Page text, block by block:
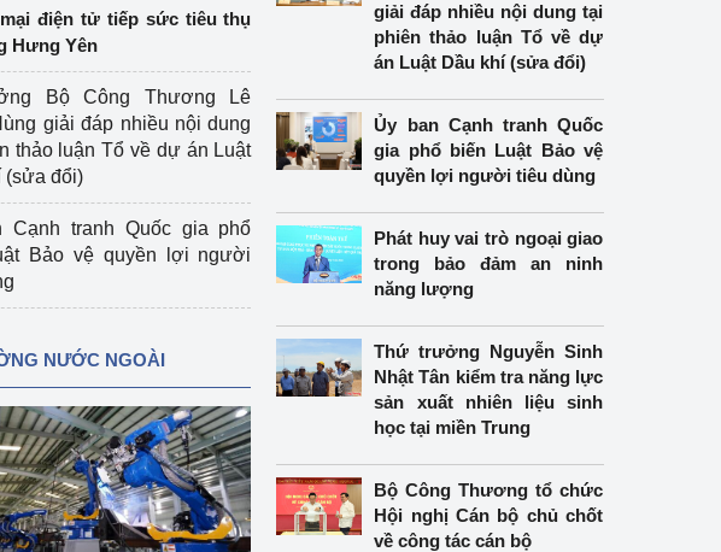
điện tử tiếp sức tiêu thụ
Hưng Yên
Bộ Công Thương Lê
giải đáp nhiều nội dung
thảo luận Tổ về dự án Luật
(sửa đổi)
Cạnh tranh Quốc gia phổ
Bảo vệ quyền lợi người
NƯỚC NGOÀI
giải đáp nhiều nội dung tại
phiên thảo luận Tổ về dự
án Luật Dầu khí (sửa đổi)
Ủy ban Cạnh tranh Quốc
gia phổ biến Luật Bảo vệ
quyền lợi người tiêu dùng
Phát huy vai trò ngoại giao
trong bảo đảm an ninh
năng lượng
Thứ trưởng Nguyễn Sinh
Nhật Tân kiểm tra năng lực
sản xuất nhiên liệu sinh
học tại miền Trung
Bộ Công Thương tổ chức
Hội nghị Cán bộ chủ chốt
về công tác cán bộ